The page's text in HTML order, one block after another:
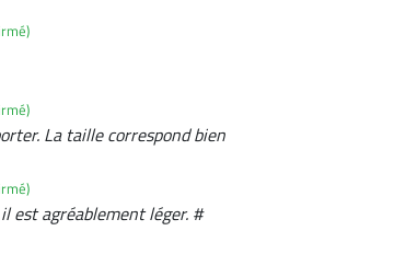
La taille correspond bien
est agréablement léger. #